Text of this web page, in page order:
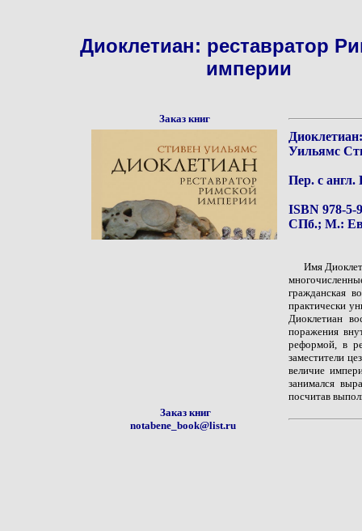
Диоклетиан: реставратор
империи
Заказ книг
Уильямс
Пер. с
ISBN 978-5-
СПб.; М.:
Имя
гражданская
практически
Диоклетиан
поражения
реформой, в
заместители
величие
занимался
посчитав
Заказ книг
notabene_book@list.ru